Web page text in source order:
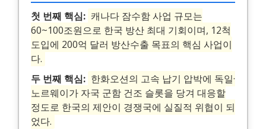
첫 번째 핵심: 캐나다 잠수함 사업 규모는
60~100조원으로 한국 방산 최대 기회이며, 12척
도입에 200억 달러 방산수출 목표의 핵심 사업이
다.
두 번째 핵심: 한화오션의 고속 납기 압박에 독일·
노르웨이가 자국 군함 건조 슬롯을 당겨 대응할
정도로 한국의 제안이 경쟁국에 실질적 위협이 되
었다.